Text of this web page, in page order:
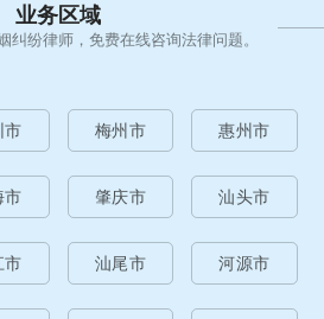
业务区域
纠纷律师，免费在线咨询法律问题。
市 梅州市 惠州市
市 肇庆市 汕头市
市 汕尾市 河源市